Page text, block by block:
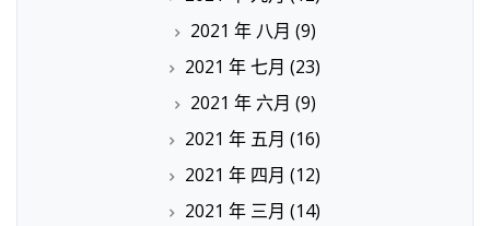
2021 年 八月 (9)
2021 年 七月 (23)
2021 年 六月 (9)
2021 年 五月 (16)
2021 年 四月 (12)
2021 年 三月 (14)